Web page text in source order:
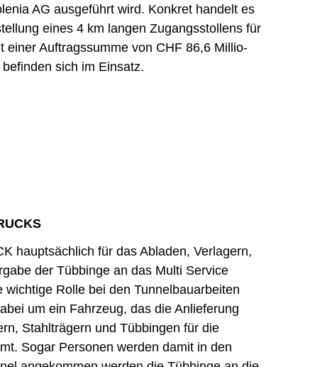
AG ausgeführt wird. Konkret handelt es
eines 4 km langen Zugangsstollens für
einer Auftragssumme von CHF 86,6 Millio-
sich im Einsatz.
hauptsächlich für das Abladen, Verlagern,
der Tübbinge an das Multi Service
wichtige Rolle bei den Tunnelbauarbeiten
um ein Fahrzeug, das die Anlieferung
Stahlträgern und Tübbingen für die
Sogar Personen werden damit in den